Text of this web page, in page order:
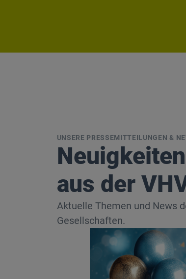
UNSERE PRESSEMITTEILUNGEN &
aus der
Aktuelle Themen und News
Gesellschaften.